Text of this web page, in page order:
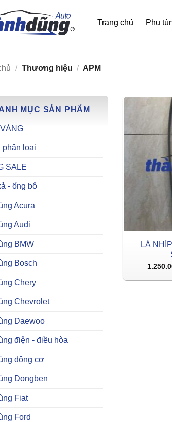
Trang chủ Phụ
/ Thương hiệu / APM
MỤC SẢN PHẨM
phân loại
SALE
- ống bô
Acura
Audi
BMW
Bosch
Chery
Chevrolet
Daewoo
điện - điều hòa
động cơ
Dongben
Fiat
Ford
LÁ